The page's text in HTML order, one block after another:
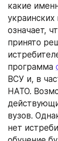
какие
украинских
означает,
принято
программа
ВСУ и, в
НАТО.
вузов.
нет